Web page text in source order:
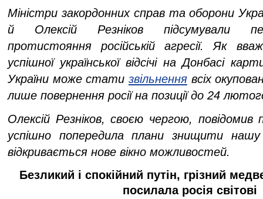
Міністри закордонних справ та оборони
й Олексій Резніков підсумували
протистояння російській агресії. Як
успішної української відсічі на Донбасі
України може стати звільненнявсіх
лише повернення росії на позиції до 24
Олексій Резніков, своєю чергою,
успішно попередила плани знищити нашу
відкривається нове вікно можливостей.
Безликий і спокійний путін, грізний
посилала росія світові